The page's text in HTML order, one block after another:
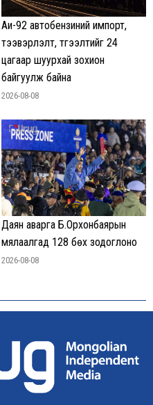
Аи-92 автобензиний импорт,
тээвэрлэлт, түгээлтийг 24
цагаар шуурхай зохион
байгуулж байна
2026-08-08
Даян аварга Б.Орхонбаярын
мялаалгад 128 бөх зодоглоно
2026-08-08